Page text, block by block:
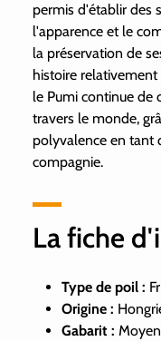
permis d'établir des
l'apparence et le
la préservation de
histoire
le Pumi continue de
travers le monde,
polyvalence en tant
compagnie.
La fiche
Type de poil :
Origine :
Gabarit : Moyen